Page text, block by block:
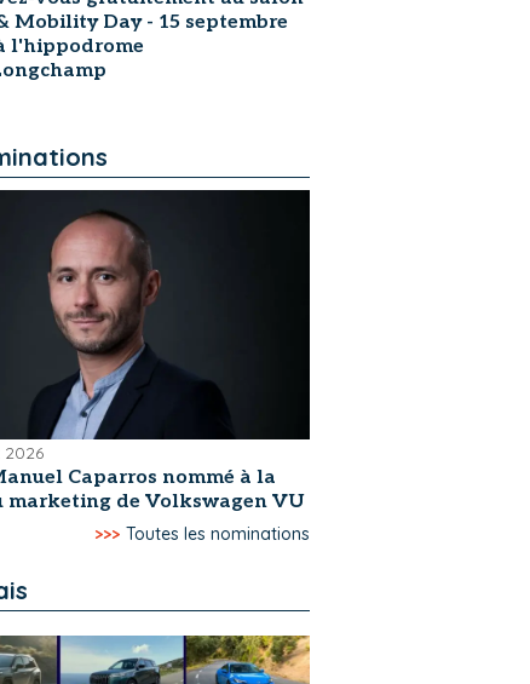
Mobility Day - 15 septembre
l'hippodrome
2026
Caparros nommé à la
marketing de Volkswagen VU
>>> Toutes les nominations